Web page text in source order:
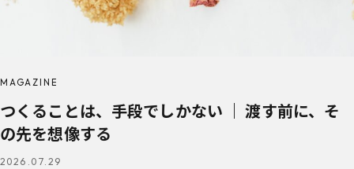
MAGAZINE
つくることは、手段でしかない ｜ 渡す前に、そ
の先を想像する
2026.07.29